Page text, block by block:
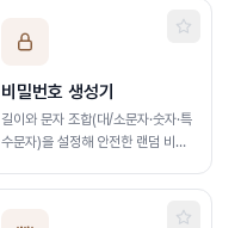
비밀번호 생성기
길이와 문자 조합(대/소문자·숫자·특
수문자)을 설정해 안전한 랜덤 비밀